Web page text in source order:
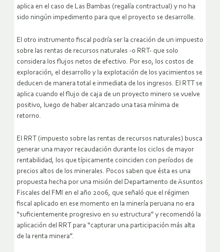
aplica en el caso de Las Bambas (regalía contractual) y no ha
sido ningún impedimento para que el proyecto se desarrolle.
El otro instrumento fiscal podría ser la creación de un impuesto
sobre las rentas de recursos naturales -o RRT- que solo
considera los flujos netos de efectivo. Por eso, los costos de
exploración, el desarrollo y la explotación de los yacimientos se
deducen de manera total e inmediata de los ingresos. El RTT se
aplica cuando el flujo de caja de un proyecto minero se vuelve
positivo, luego de haber alcanzado una tasa mínima de
retorno.
El RRT (impuesto sobre las rentas de recursos naturales) busca
generar una mayor recaudación durante los ciclos de mayor
rentabilidad, los que típicamente coinciden con períodos de
precios altos de los minerales. Pocos saben que ésta es una
propuesta hecha por una misión del Departamento de Asuntos
Fiscales del FMI en el año 2006, que señaló que el régimen
fiscal aplicado en ese momento en la minería peruana no era
“suficientemente progresivo en su estructura” y recomendó la
aplicación del RRT para “capturar una participación más alta
de la renta minera”.